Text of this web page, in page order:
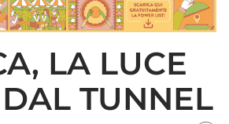
LA LUCE
TUNNEL